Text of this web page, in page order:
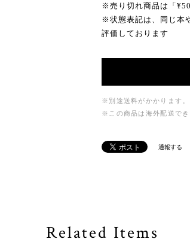
※売り切れ商品は「
※状態表記は、同じ本
評価しております
※別途送料がかかります。
※この商品は海外配送でき
通報する
Related Items